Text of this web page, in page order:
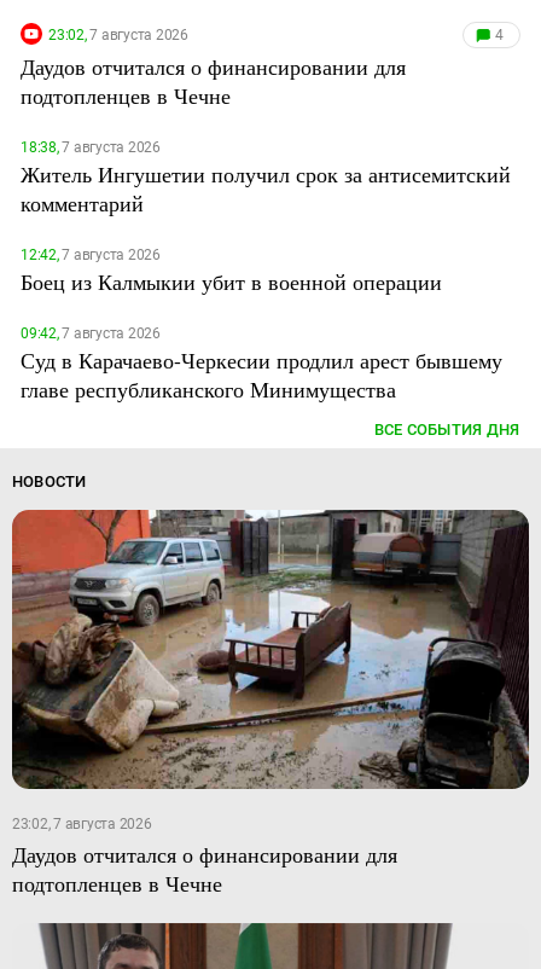
23:02,7 августа 2026 4
Даудов отчитался о финансировании для
подтопленцев в Чечне
18:38,7 августа 2026
Житель Ингушетии получил срок за антисемитский
комментарий
12:42,7 августа 2026
Боец из Калмыкии убит в военной операции
09:42,7 августа 2026
Суд в Карачаево-Черкесии продлил арест бывшему
главе республиканского Минимущества
ВСЕ СОБЫТИЯ ДНЯ
НОВОСТИ
23:02, 7 августа 2026
Даудов отчитался о финансировании для
подтопленцев в Чечне